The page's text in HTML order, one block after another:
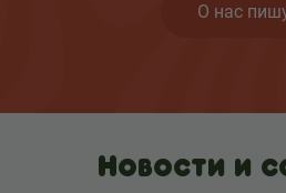
О нас
Новости и